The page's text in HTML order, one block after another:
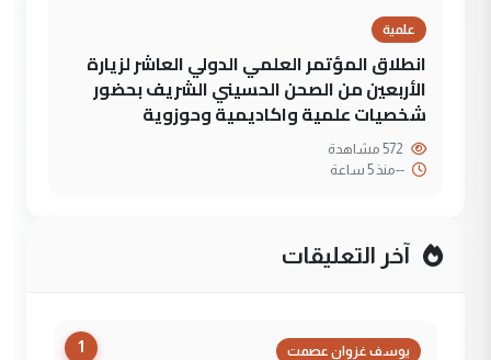
علمية
انطلاق المؤتمر العلمي الدولي العاشر لزيارة
الأربعين من الصحن الحسيني الشريف بحضور
شخصيات علمية واكاديمية وحوزوية
--منذ 5 ساعة
آخر التعليقات
1 يوسف غزوان عصمت